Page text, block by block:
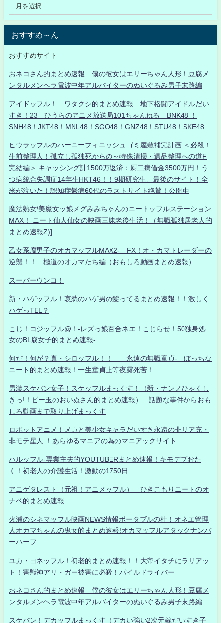
おすすめ～ん
おすすめサイト
おネコさん的まとめ速報 僕の彼女はエリーちゃん人形！豆腐メ
ンタルメンヘラ電波中年アルバイターのぬいぐるみ男子末路編
アイドッフル！ ワタクシ的まとめ速報 地下格闘アイドルだい
すき！23 ひうらのアニメ放送局101ちゃんねる BNK48 ！
SNH48！JKT48！MNL48！SGO48！GNZ48！STU48！SKE48
ヒウラッフルのハーニーフィニッシュゴミ屋敷補完計画 ＜必殺！
生前整理人！孤立し孤独死からの～特殊清掃・遺品整理への道F
完結編＞ キャッシング計1500万返済：厨二病借金3500万円！う
つ病統合失調症14年生HKT46！！9期研究生、最後のサイト！全
米が泣いた！認知症鬱病60代のラストサイト絶賛！公開中
魔法熟女/美魔女ッ娘メグみみちゃんのニートッフルステーション
MAX！ ニート仙人仙女の映画三昧老後生活！（無職孤独居老人的
まとめ速報Z)]
乙女系腐男子のオカマッフルMAX2- FX！オ・カマトレーダーの
逆襲！！ 極道のオカマたち編（おもしろ動画まとめ速報）
スーパーウンコ！
新・ハゲッフル！哀愁のハゲ男の髪ってるまとめ速報！！激しく
ハゲっTEL？
こじ！コジッフル@！-レズっ娘百合ネエ！こじらせ！50独身処
女のBL腐女子的まとめ速報-
何だ！何が？真・シロッフル！！ 永遠の無職童貞- ぼっちな
ニート的まとめ速報！一生童貞上等夜露死苦！
男装スケバン女子！スケッフルまっくす！（新・ナンノひゃくし
きっ!！ビー玉のおいぬさん的まとめ速報） 話題な事件からおも
しろ動画まで取り上げまっくす
ロボットアニメ！メカと美少女キャラだいすき永遠の非リア充・
非モテ星人 ！あらゆるマニアの為のマニアックサイト
ハルッフル-専業主夫的YOUTUBERまとめ速報！キモデブおた
く！初老人の介護生活！激動の1750日
アニゲタレスト（元祖！アニメッフル） ひきこもりニートのオ
ナベ的まとめ速報
火浦のシネマッフル映画NEWS情報ポータブルの杜！オネエ管理
人オカマちゃんの鬼女的まとめ速報!オカマッフルアタックナンバ
ーハーフ
ユカ・ヨネッフル！初老的まとめ速報！！大帝イタチにラリアッ
ト！害獣神アリ・ガー被害に必殺！パイルドライバー
おネコさん的まとめ速報 僕の彼女はエリーちゃん人形！豆腐メ
ンタルメンヘラ電波中年アルバイターのぬいぐるみ男子末路編
スケバン！デカッフルまっくす（デカい強い2次元嫁だいすき子